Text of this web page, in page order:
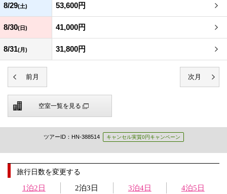
8/29(土) 53,600円
8/30(日) 41,000円
8/31(月) 31,800円
空室一覧を見る
ツアーID：HN-388514 キャンセル実質0円キャンペーン
旅行日数を変更する
1泊2日 2泊3日 3泊4日 4泊5日